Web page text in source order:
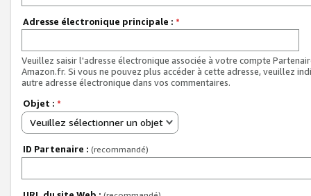
Adresse électronique principale : *
Veuillez saisir l'adresse électronique associée à votre compte
Amazon.fr. Si vous ne pouvez plus accéder à cette adresse, veuillez
autre adresse électronique dans vos commentaires.
Objet : *
Veuillez sélectionner un objet
ID Partenaire : (recommandé)